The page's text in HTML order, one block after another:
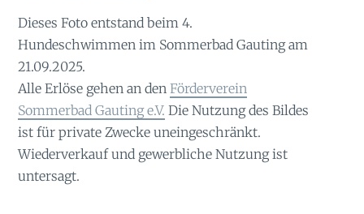
Dieses Foto entstand beim 4.
Hundeschwimmen im Sommerbad Gauting am
21.09.2025.
Alle Erlöse gehen an denFörderverein
Sommerbad Gauting e.V. Die Nutzung des Bildes
ist für private Zwecke uneingeschränkt.
Wiederverkauf und gewerbliche Nutzung ist
untersagt.